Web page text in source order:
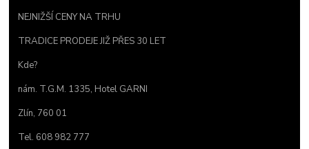
NEJNIŽŠÍ CENY NA TRHU
TRADICE PRODEJE JIŽ PŘES 30 LET
Kde?
nám. T.G.M. 1335, Hotel GARNI
Zlín, 760 01
Tel. 608 982 777